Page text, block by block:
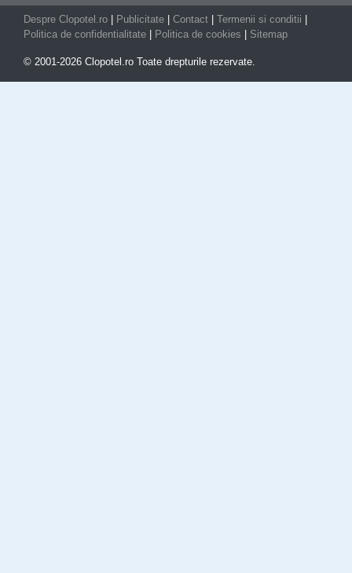
Despre Clopotel.ro Publicitate Contact Termenii si conditii
Politica de confidentialitate
Politica de cookies Sitemap
© 2001-2026 Clopotel.ro Toate drepturile rezervate.